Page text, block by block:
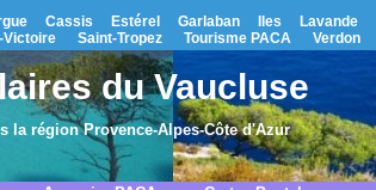
Cassis Estérel Garlaban Iles Lavande
Victoire Saint-Tropez Tourisme PACA Verdon
du Vaucluse
la région Provence-Alpes-Côte d'Azur